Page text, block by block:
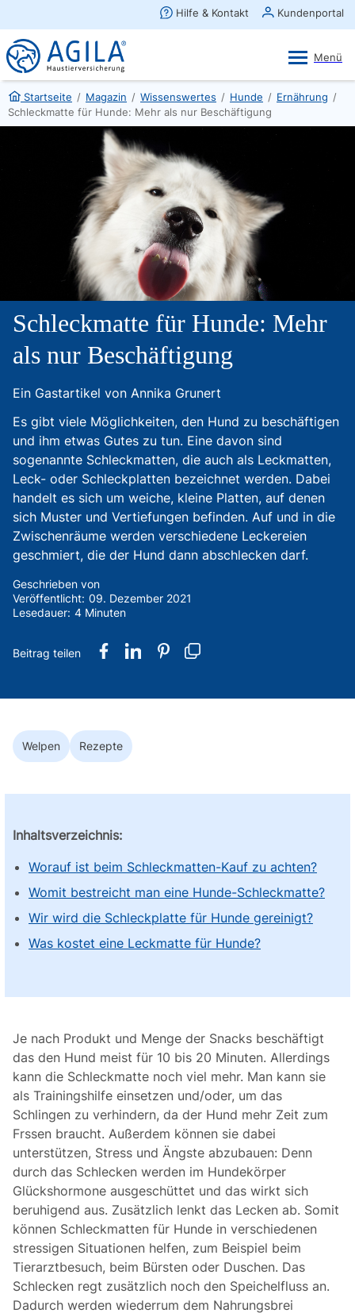
Startseite / Magazin / Wissenswertes / Hunde / Ernährung /
Schleckmatte für Hunde: Mehr als nur Beschäftigung
Schleckmatte für Hunde: Mehr
als nur Beschäftigung
Ein Gastartikel von Annika Grunert
Es gibt viele Möglichkeiten, den Hund zu beschäftigen
und ihm etwas Gutes zu tun. Eine davon sind
sogenannte Schleckmatten, die auch als Leckmatten,
Leck- oder Schleckplatten bezeichnet werden. Dabei
handelt es sich um weiche, kleine Platten, auf denen
sich Muster und Vertiefungen befinden. Auf und in die
Zwischenräume werden verschiedene Leckereien
geschmiert, die der Hund dann abschlecken darf.
Geschrieben von
Veröffentlicht: 09. Dezember 2021
Lesedauer: 4 Minuten
Welpen Rezepte
Inhaltsverzeichnis:
Worauf ist beim Schleckmatten-Kauf zu achten?
Womit bestreicht man eine Hunde-Schleckmatte?
Wir wird die Schleckplatte für Hunde gereinigt?
Was kostet eine Leckmatte für Hunde?
Je nach Produkt und Menge der Snacks beschäftigt
das den Hund meist für 10 bis 20 Minuten. Allerdings
kann die Schleckmatte noch viel mehr. Man kann sie
als Trainingshilfe einsetzen und/oder, um das
Schlingen zu verhindern, da der Hund mehr Zeit zum
Frssen braucht. Außerdem können sie dabei
unterstützen, Stress und Ängste abzubauen: Denn
durch das Schlecken werden im Hundekörper
Glückshormone ausgeschüttet und das wirkt sich
beruhigend aus. Zusätzlich lenkt das Lecken ab. Somit
können Schleckmatten für Hunde in verschiedenen
stressigen Situationen helfen, zum Beispiel beim
Tierarztbesuch, beim Bürsten oder Duschen. Das
Schlecken regt zusätzlich noch den Speichelfluss an.
Dadurch werden wiederrum dem Nahrungsbrei
×
AGILA Kunden-App
Gratis - Im Play Store laden
Ansehen